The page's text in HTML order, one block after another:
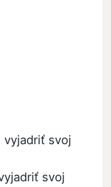
vyjadriť svoj
svoj